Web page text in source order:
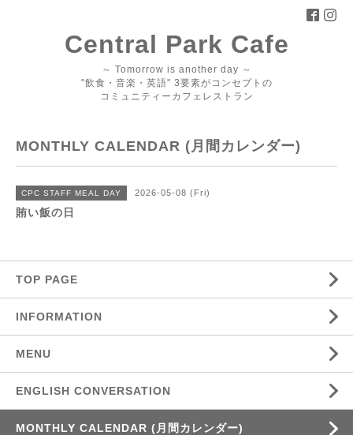
Central Park Cafe
～ Tomorrow is another day ～
"飲食・音楽・英語" 3要素がコンセプトの
コミュニティーカフェレストラン
MONTHLY CALENDAR (月間カレンダー)
CPC STAFF MEAL DAY 2026-05-08 (Fri)
賄い飯の日
TOP PAGE
INFORMATION
MENU
ENGLISH CONVERSATION
MONTHLY CALENDAR (月間カレンダー)